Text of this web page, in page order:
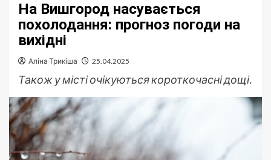
На Вишгород насувається
похолодання: прогноз погоди на
вихідні
Аліна Трикіша 25.04.2025
Також у місті очікуються короткочасні дощі.